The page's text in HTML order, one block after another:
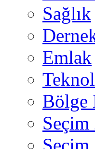
Sağlık
Emlak
Bölge
Seçim
Seçim